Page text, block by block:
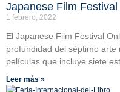
Japanese Film
1 febrero, 2022
El Japanese Film Festival
profundidad del séptimo
películas que incluye siete
Leer más »